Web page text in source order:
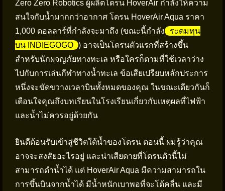
Zero Zero Robotics ผู้ผลิตโดรน HoverAir กำลังให้ความ
สนใจกับน้ำมากกว่าอากาศ โดรน HoverAir Aqua ราคา
1,000 ดอลลาร์ที่กำลังจะมาถึง (ขณะนี้กำลัง
ระดมทุน
บน INDIEGOGO ) อาจเป็นโดรนตัวแรกที่สร้างขึ้น
สำหรับนักผจญภัยทางทะเล หรือใครก็ตามที่ใช้เวลาว่าง
ไปกับการเล่นกีฬาทางน้ำทะเล ข้อเสียเปรียบหลักประการ
หนึ่งจะขัดขวางเวลาบินทั้งหมดของคุณ ในขณะเดียวกันก็
เตือนใจคุณถึงบทเรียนในโรงเรียนเกี่ยวกับเหตุผลที่ไฟฟ้า
และน้ำไม่ควรอยู่ด้วยกัน
ยินดีต้อนรับเข้าสู่ชีวิตใต้น้ำของโดรน ตอนนี้ ผมรู้ว่าคุณ
อาจจะสงสัยอะไรอยู่ และน่าเสียดายที่โดรนตัวนี้ไม่
สามารถดำน้ำได้ แต่ HoverAir Aqua มีความสามารถใน
การขึ้นบินจากน้ำได้ มีน้ำหนักเบาพอที่จะโต้คลื่น และมี